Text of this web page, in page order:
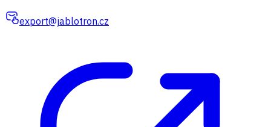
export@jablotron.cz